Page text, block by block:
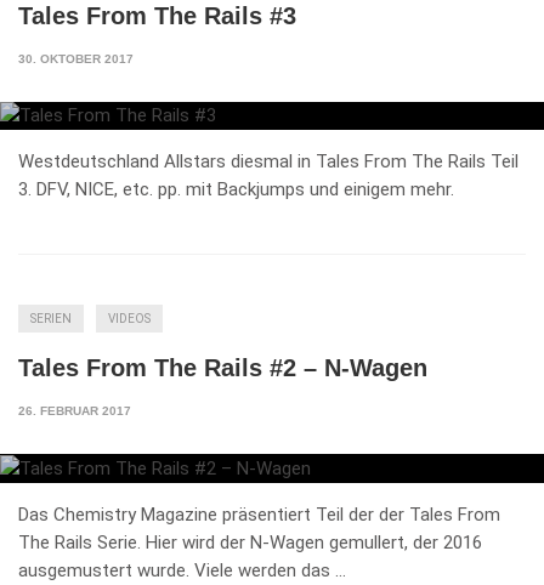
Tales From The Rails #3
30. OKTOBER 2017
Westdeutschland Allstars diesmal in Tales From The Rails Teil
3. DFV, NICE, etc. pp. mit Backjumps und einigem mehr.
SERIEN VIDEOS
Tales From The Rails #2 – N-Wagen
26. FEBRUAR 2017
Das Chemistry Magazine präsentiert Teil der der Tales From
The Rails Serie. Hier wird der N-Wagen gemullert, der 2016
ausgemustert wurde. Viele werden das …